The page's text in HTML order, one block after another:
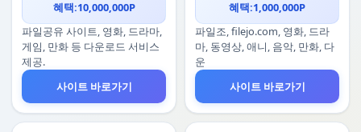
혜택:10,000,000P
파일공유 사이트, 영화, 드라마,
게임, 만화 등 다운로드 서비스
제공.
사이트 바로가기
혜택:1,000,000P
파일조, filejo.com, 영화, 드라
마, 동영상, 애니, 음악, 만화, 다
운
사이트 바로가기